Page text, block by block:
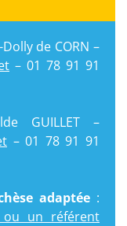
de CORN –
– 01 78 91 91
GUILLET –
– 01 78 91 91
adaptée :
ou un référent